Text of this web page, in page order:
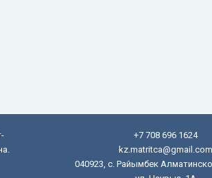
+7 708 696 1624
kz.matritca@gmail.com
040923, с. Райымбек